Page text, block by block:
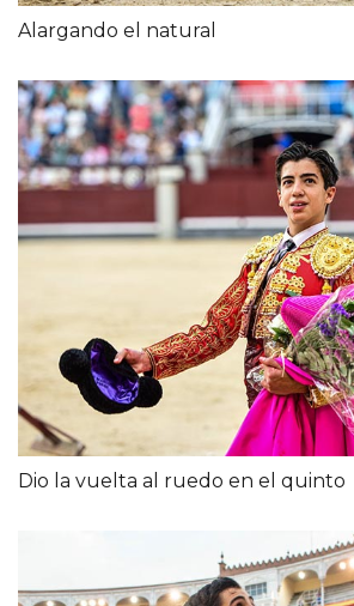
Alargando el natural
Dio la vuelta al ruedo en el quinto